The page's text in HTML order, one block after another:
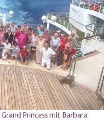
Princess mit Barbara